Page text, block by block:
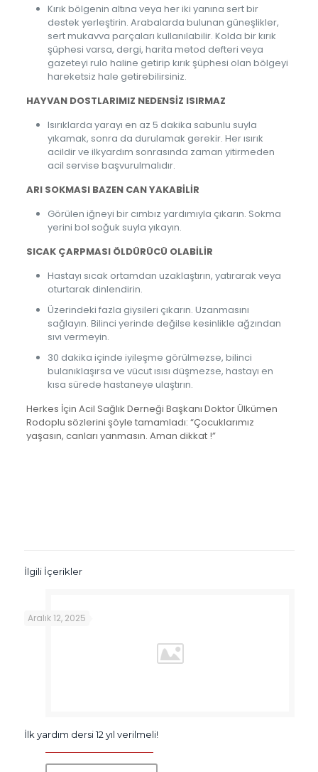
Kırık bölgenin altına veya her iki yanına sert bir
destek yerleştirin. Arabalarda bulunan güneşlikler,
sert mukavva parçaları kullanılabilir. Kolda bir kırık
şüphesi varsa, dergi, harita metod defteri veya
gazeteyi rulo haline getirip kırık şüphesi olan bölgeyi
hareketsiz hale getirebilirsiniz.
HAYVAN DOSTLARIMIZ NEDENSİZ ISIRMAZ
Isırıklarda yarayı en az 5 dakika sabunlu suyla
yıkamak, sonra da durulamak gerekir. Her ısırık
acildir ve ilkyardım sonrasında zaman yitirmeden
acil servise başvurulmalıdır.
ARI SOKMASI BAZEN CAN YAKABİLİR
Görülen iğneyi bir cımbız yardımıyla çıkarın. Sokma
yerini bol soğuk suyla yıkayın.
SICAK ÇARPMASI ÖLDÜRÜCÜ OLABİLİR
Hastayı sıcak ortamdan uzaklaştırın, yatırarak veya
oturtarak dinlendirin.
Üzerindeki fazla giysileri çıkarın. Uzanmasını
sağlayın. Bilinci yerinde değilse kesinlikle ağzından
sıvı vermeyin.
30 dakika içinde iyileşme görülmezse, bilinci
bulanıklaşırsa ve vücut ısısı düşmezse, hastayı en
kısa sürede hastaneye ulaştırın.
Herkes İçin Acil Sağlık Derneği Başkanı Doktor Ülkümen
Rodoplu sözlerini şöyle tamamladı: “Çocuklarımız
yaşasın, canları yanmasın. Aman dikkat !”
İlgili İçerikler
Aralık 12, 2025
İlk yardım dersi 12 yıl verilmeli!